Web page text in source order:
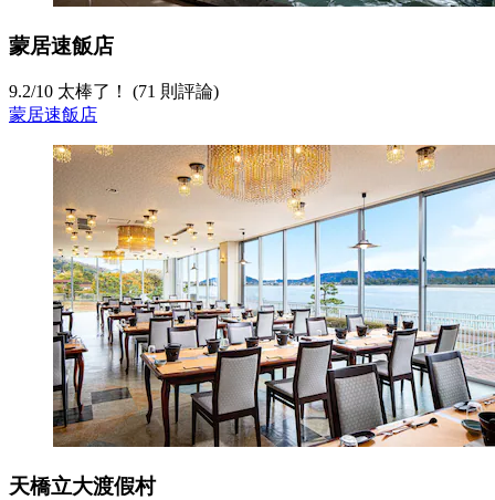
蒙居速飯店
9.2/10 太棒了！ (71 則評論)
蒙居速飯店
天橋立大渡假村